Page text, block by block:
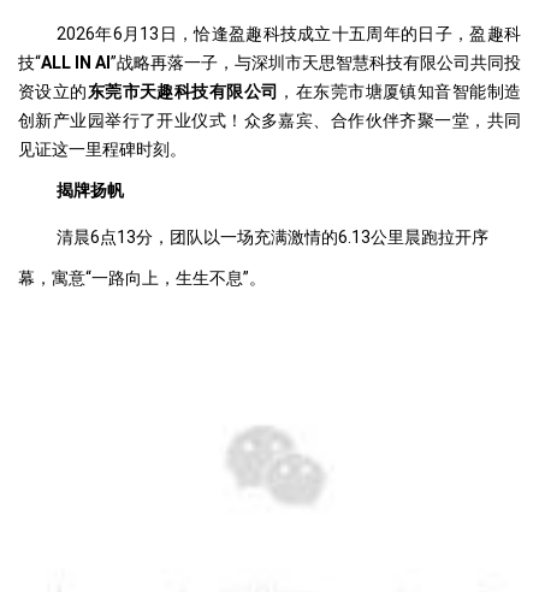
2026年6月13日，恰逢盈趣科技成立十五周年的日子，盈趣科
技“ALL IN AI ”战略再落一子，与深圳市天思智慧科技有限公司共同投
资设立的东莞市天趣科技有限公司 ，在东莞市塘厦镇知音智能制造
创新产业园举行了开业仪式！众多嘉宾、合作伙伴齐聚一堂，共同
见证这一里程碑时刻。
揭牌扬帆
清晨6点13分，团队以一场充满激情的6.13公里晨跑拉开序
幕，寓意“一路向上，生生不息”。